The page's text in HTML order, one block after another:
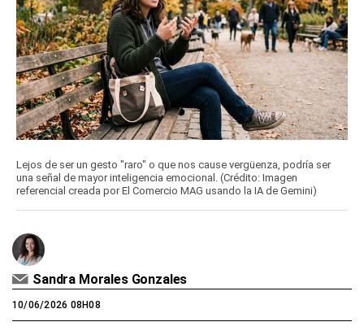
Lejos de ser un gesto "raro" o que nos cause vergüenza, podría ser
una señal de mayor inteligencia emocional. (Crédito: Imagen
referencial creada por El Comercio MAG usando la IA de Gemini)
Sandra Morales Gonzales
10/06/2026 08H08